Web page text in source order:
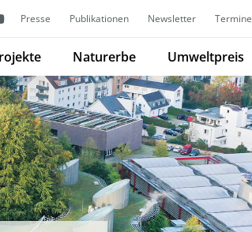
Presse Publikationen Newsletter Termine
Naturerbe Umweltpreis